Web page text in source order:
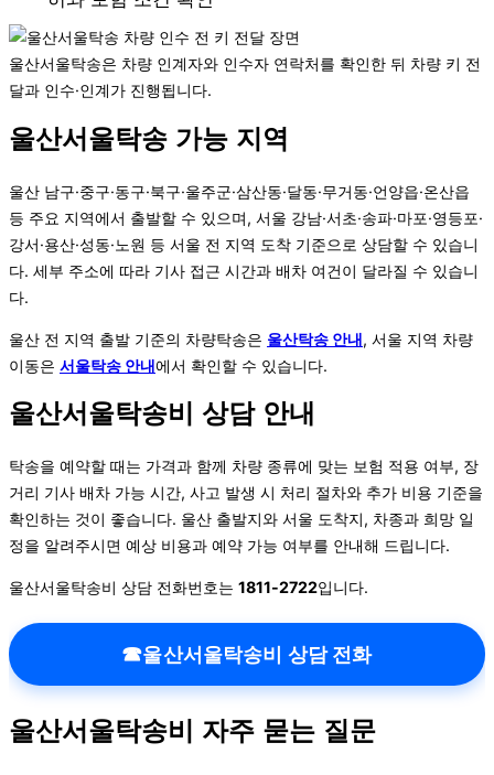
울산서울탁송은 차량 인계자와 인수자 연락처를 확인한 뒤 차량 키 전
달과 인수·인계가 진행됩니다.
울산서울탁송 가능 지역
울산 남구·중구·동구·북구·울주군·삼산동·달동·무거동·언양읍·온산읍
등 주요 지역에서 출발할 수 있으며, 서울 강남·서초·송파·마포·영등포·
강서·용산·성동·노원 등 서울 전 지역 도착 기준으로 상담할 수 있습니
다. 세부 주소에 따라 기사 접근 시간과 배차 여건이 달라질 수 있습니
다.
울산 전 지역 출발 기준의 차량탁송은 울산탁송 안내, 서울 지역 차량
이동은 서울탁송 안내에서 확인할 수 있습니다.
울산서울탁송비 상담 안내
탁송을 예약할 때는 가격과 함께 차량 종류에 맞는 보험 적용 여부, 장
거리 기사 배차 가능 시간, 사고 발생 시 처리 절차와 추가 비용 기준을
확인하는 것이 좋습니다. 울산 출발지와 서울 도착지, 차종과 희망 일
정을 알려주시면 예상 비용과 예약 가능 여부를 안내해 드립니다.
울산서울탁송비 상담 전화번호는 1811-2722입니다.
☎울산서울탁송비 상담 전화
울산서울탁송비 자주 묻는 질문